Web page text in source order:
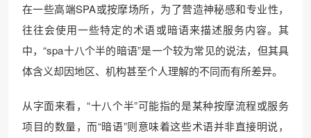
在一些高端SPA或按摩场所，为了营造神秘感和专业性，
往往会使用一些特定的术语或暗语来描述服务内容。其
中，“spa十八个半的暗语”是一个较为常见的说法，但其具
体含义却因地区、机构甚至个人理解的不同而有所差异。
从字面来看，“十八个半”可能指的是某种按摩流程或服务
项目的数量，而“暗语”则意味着这些术语并非直接明说，